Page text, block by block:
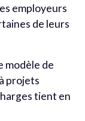
employeurs
de leurs
modèle de
projets
tient en